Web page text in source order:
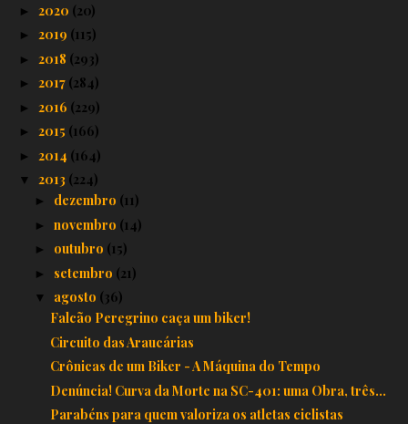
► 2020 (20)
► 2019 (115)
► 2018 (293)
► 2017 (284)
► 2016 (229)
► 2015 (166)
► 2014 (164)
▼ 2013 (224)
► dezembro (11)
► novembro (14)
► outubro (15)
► setembro (21)
▼ agosto (36)
Falcão Peregrino caça um biker!
Circuito das Araucárias
Crônicas de um Biker - A Máquina do Tempo
Denúncia! Curva da Morte na SC-401: uma Obra, três...
Parabéns para quem valoriza os atletas ciclistas